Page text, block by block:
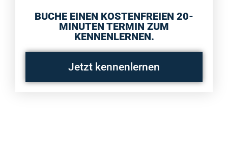
BUCHE EINEN KOSTENFREIEN 20-
MINUTEN TERMIN ZUM
KENNENLERNEN.
Jetzt kennenlernen